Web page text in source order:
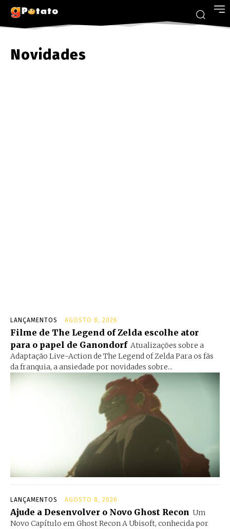
Novidades
LANÇAMENTOS AGOSTO 8, 2026
Filme de The Legend of Zelda escolhe ator
para o papel de Ganondorf Atualizações sobre a
Adaptação Live-Action de The Legend of Zelda Para os fãs
da franquia, a ansiedade por novidades sobre...
LANÇAMENTOS AGOSTO 8, 2026
Ajude a Desenvolver o Novo Ghost Recon Um
Novo Capítulo em Ghost Recon A Ubisoft, conhecida por